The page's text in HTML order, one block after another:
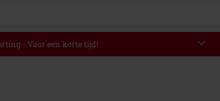
- Voor een korte tijd!